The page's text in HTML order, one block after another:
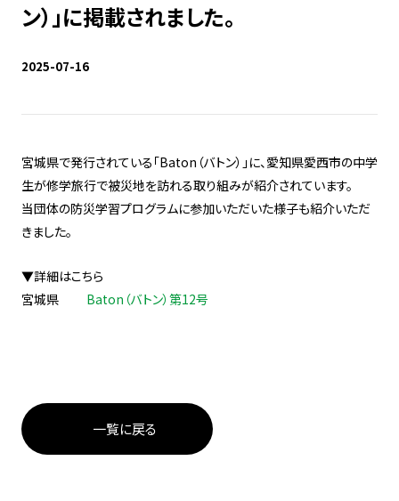
ン）」に掲載されました。
2025-07-16
宮城県で発行されている「Baton（バトン）」に、愛知県愛西市の中学
生が修学旅行で被災地を訪れる取り組みが紹介されています。
当団体の防災学習プログラムに参加いただいた様子も紹介いただ
きました。
▼詳細はこちら
宮城県 Baton（バトン）第12号
一覧に戻る